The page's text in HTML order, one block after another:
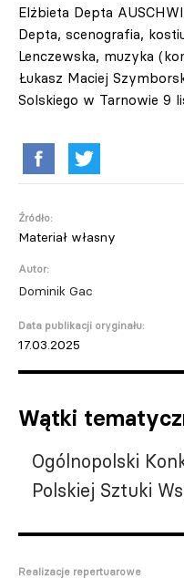
Elżbieta Depta
Depta, scenografia,
Lenczewska, muzyka
Łukasz Maciej
Solskiego w Tarnowie 9
Źródło:
Materiał własny
Autor:
Dominik Gac
Data publikacji oryginału:
17.03.2025
Wątki
Ogólnopolski
Polskiej Sztuki
Realizacje repertuarowe